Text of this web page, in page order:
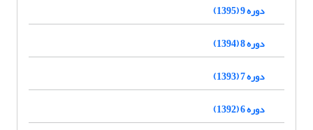
دوره 9 (1395)
دوره 8 (1394)
دوره 7 (1393)
دوره 6 (1392)